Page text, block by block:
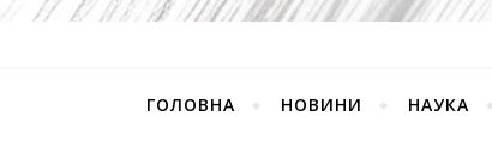
ГОЛОВНА НОВИНИ НАУКА